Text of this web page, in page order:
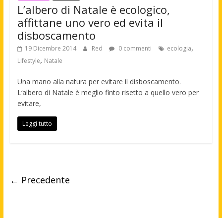
L’albero di Natale è ecologico,
affittane uno vero ed evita il
disboscamento
19 Dicembre 2014 Red 0 commenti ecologia,
Lifestyle, Natale
Una mano alla natura per evitare il disboscamento.
L‘albero di Natale è meglio finto risetto a quello vero per
evitare,
Leggi tutto
← Precedente